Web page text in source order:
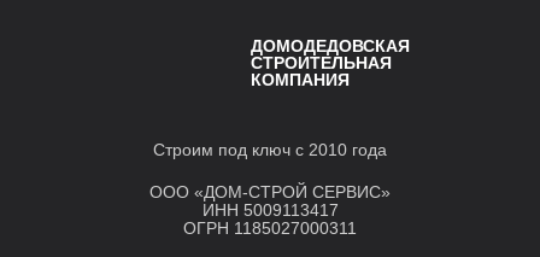
ДОМОДЕДОВСКАЯ
СТРОИТЕЛЬНАЯ
КОМПАНИЯ
Строим под ключ с 2010 года
ООО «ДОМ-СТРОЙ СЕРВИС»
ИНН 5009113417
ОГРН 1185027000311